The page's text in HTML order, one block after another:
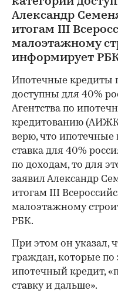
Александр
итогам III
малоэтажному
информирует
Ипотечные кредиты
доступны для 40%
Агентства по
кредитованию
верю, что ипотечные
ставка для 40%
по доходам, то для
заявил Александр
итогам III
малоэтажному
РБК.
При этом он указал,
граждан, которые по
ипотечный кредит,
ставку и дальше».